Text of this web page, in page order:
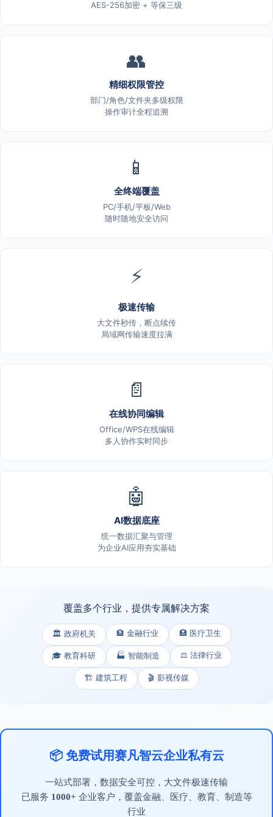
AES-256加密 + 等保三级
👥
精细权限管控
部门/角色/文件夹多级权限
操作审计全程追溯
📱
全终端覆盖
PC/手机/平板/Web
随时随地安全访问
⚡
极速传输
大文件秒传，断点续传
局域网传输速度拉满
📄
在线协同编辑
Office/WPS在线编辑
多人协作实时同步
🤖
AI数据底座
统一数据汇聚与管理
为企业AI应用夯实基础
覆盖多个行业，提供专属解决方案
🏛️ 政府机关 🏦 金融行业 🏥 医疗卫生
🎓 教育科研 🏭 智能制造 ⚖️ 法律行业
🏗️ 建筑工程 🎬 影视传媒
📦 免费试用赛凡智云企业私有云
一站式部署，数据安全可控，大文件极速传输
已服务 1000+ 企业客户，覆盖金融、医疗、教育、制造等
行业